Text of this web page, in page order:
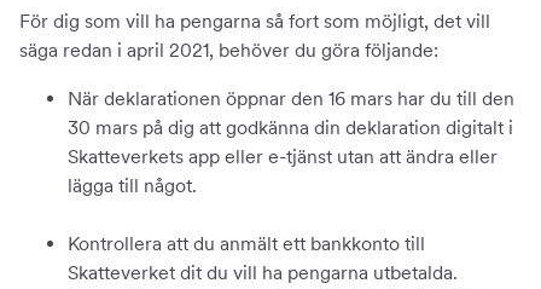
För dig som vill ha pengarna så fort som möjligt, det vill
säga redan i april 2021, behöver du göra följande:
När deklarationen öppnar den 16 mars har du till den
30 mars på dig att godkänna din deklaration digitalt i
Skatteverkets app eller e-tjänst utan att ändra eller
lägga till något.
Kontrollera att du anmält ett bankkonto till
Skatteverket dit du vill ha pengarna utbetalda.